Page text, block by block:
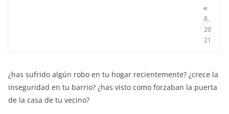
e
8,
20
21
¿has sufrido algún robo en tu hogar recientemente? ¿crece la
inseguridad en tu barrio? ¿has visto como forzaban la puerta
de la casa de tu vecino?